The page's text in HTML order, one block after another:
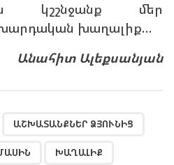
կշշնջանք մեր
խաղալիք…
Անահիտ Ալեքսանյան
ԱՇԽԱՏԱՆՔՆԵՐ ՁՅՈՒՆԻՑ
ԽԱՂԱԼԻՔ